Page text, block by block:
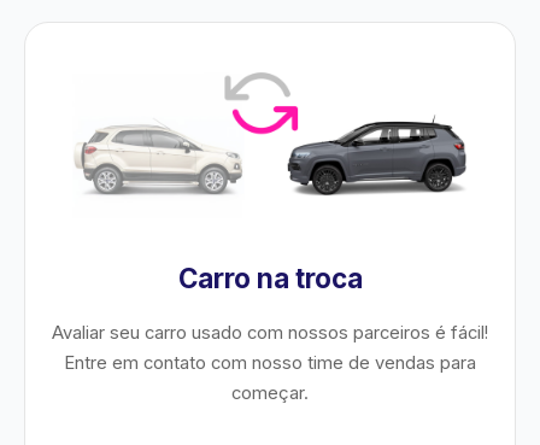
Carro na troca
Avaliar seu carro usado com nossos parceiros é fácil!
Entre em contato com nosso time de vendas para
começar.